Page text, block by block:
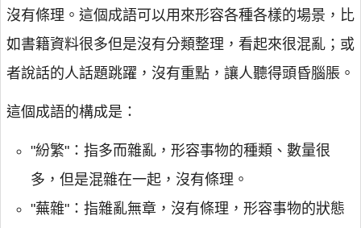
沒有條理。這個成語可以用來形容各種各樣的場景，比
如書籍資料很多但是沒有分類整理，看起來很混亂；或
者說話的人話題跳躍，沒有重點，讓人聽得頭昏腦脹。
這個成語的構成是：
"紛繁"：指多而雜亂，形容事物的種類、數量很
多，但是混雜在一起，沒有條理。
"蕪雜"：指雜亂無章，沒有條理，形容事物的狀態